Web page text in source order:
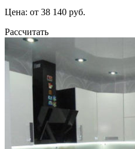
Цена: от 38 140 руб.
Рассчитать